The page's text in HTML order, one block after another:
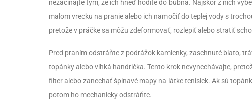
nezačínajte tým, že ich hneď hodíte do bubna. Najskôr z nich
malom vrecku na pranie alebo ich namočiť do teplej vody s
pretože v práčke sa môžu zdeformovať, rozlepiť alebo stratiť
Pred praním odstráňte z podrážok kamienky, zaschnuté blato,
topánky alebo vlhká handrička. Tento krok nevynechávajte,
filter alebo zanechať špinavé mapy na látke tenisiek. Ak sú
potom ho mechanicky odstráňte.